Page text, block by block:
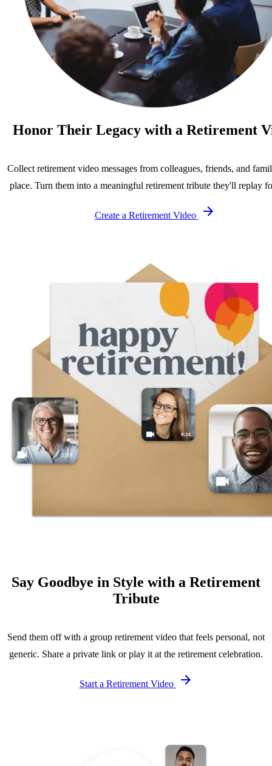
Honor Their Legacy with a Retirement
Collect retirement video messages from colleagues, friends, and
place. Turn them into a meaningful retirement tribute they'll replay
Create a Retirement Video
Say Goodbye in Style with a Retirement
Tribute
Send them off with a group retirement video that feels personal, not
generic. Share a private link or play it at the retirement celebration.
Start a Retirement Video